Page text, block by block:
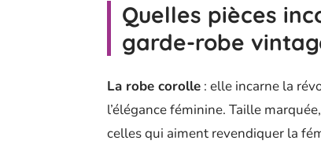
Quelles pièces
garde-robe
La robe corolle : elle incarne la
l’élégance féminine. Taille
celles qui aiment revendiquer la